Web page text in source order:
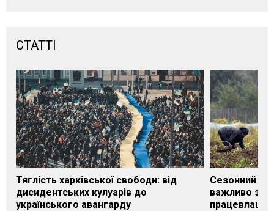
СТАТТІ
Тяглість харківської свободи: від
дисидентських кулуарів до
українського авангарду
Сезонний
важливо